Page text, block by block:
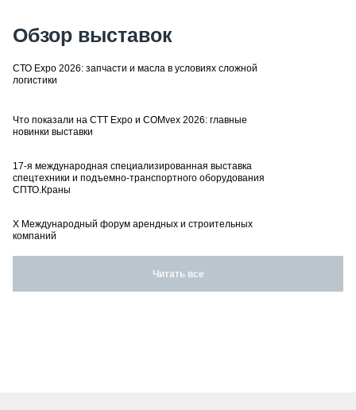
Обзор выставок
СТО Expo 2026: запчасти и масла в условиях сложной
логистики
Что показали на CTT Expo и COMvex 2026: главные
новинки выставки
17-я международная специализированная выставка
спецтехники и подъемно-транспортного оборудования
СПТО.Краны
X Международный форум арендных и строительных
компаний
Читать все